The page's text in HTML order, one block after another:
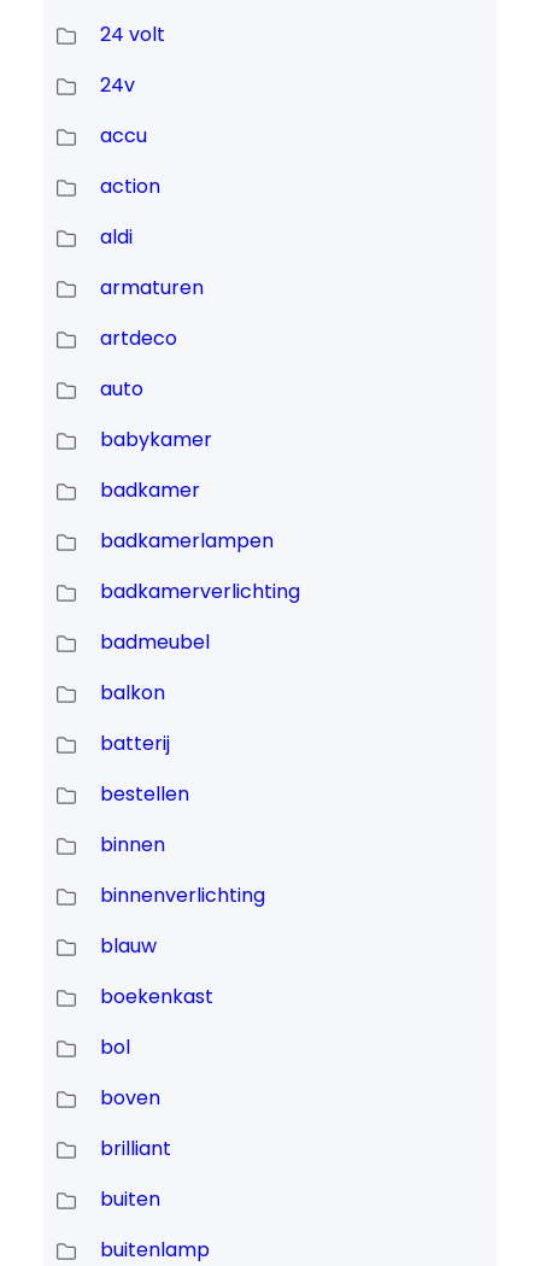
24 volt
24v
accu
action
aldi
armaturen
artdeco
auto
babykamer
badkamer
badkamerlampen
badkamerverlichting
badmeubel
balkon
batterij
bestellen
binnen
binnenverlichting
blauw
boekenkast
bol
boven
brilliant
buiten
buitenlamp